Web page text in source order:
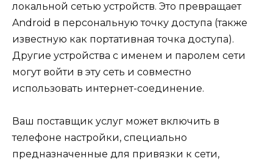
локальной сетью устройств. Это превращает
Android в персональную точку доступа (также
известную как портативная точка доступа).
Другие устройства с именем и паролем сети
могут войти в эту сеть и совместно
использовать интернет-соединение.
Ваш поставщик услуг может включить в
телефоне настройки, специально
предназначенные для привязки к сети,